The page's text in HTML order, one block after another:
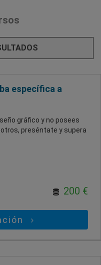
específica a
gráfico y no posees
preséntate y supera
200 €